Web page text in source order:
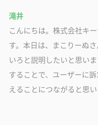
滝井
こんにちは。株式会社キ
す。本日は、まこりーぬ
いろと説明したいと思い
することで、ユーザーに
えることにつながると思い